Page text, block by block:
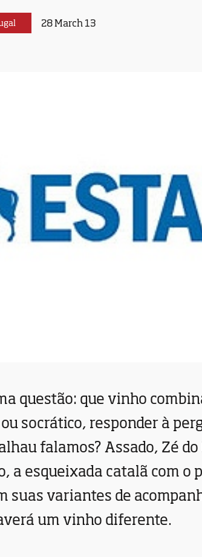
28 March 13
questão: que vinho
socrático, responder à
falamos? Assado, Zé
a esqueixada catalã com o
suas variantes de
um vinho diferente.